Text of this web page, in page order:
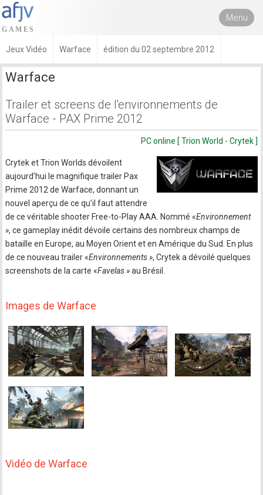
Menu
Jeux Vidéo Warface édition du 02 septembre 2012
Warface
Trailer et screens de l'environnements de
Warface - PAX Prime 2012
PC online [ Trion World - Crytek ]
Crytek et Trion Worlds dévoilent
aujourd’hui le magnifique trailer Pax
Prime 2012 de Warface, donnant un
nouvel aperçu de ce qu’il faut attendre
de ce véritable shooter Free-to-Play AAA. Nommé «Environnement
», ce gameplay inédit dévoile certains des nombreux champs de
bataille en Europe, au Moyen Orient et en Amérique du Sud. En plus
de ce nouveau trailer «Environnements », Crytek a dévoilé quelques
screenshots de la carte «Favelas »au Brésil.
Images de Warface
Vidéo de Warface